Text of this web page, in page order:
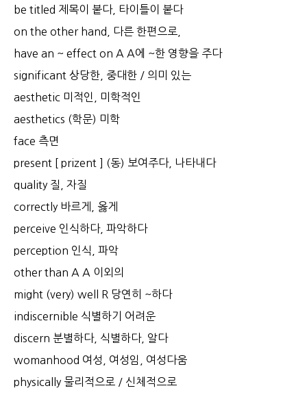
be titled 제목이 붙다, 타이틀이 붙다
on the other hand, 다른 한편으로,
have an ~ effect on A A에 ~한 영향을 주다
significant 상당한, 중대한 / 의미 있는
aesthetic 미적인, 미학적인
aesthetics (학문) 미학
face 측면
present [ prizent ] (동) 보여주다, 나타내다
quality 질, 자질
correctly 바르게, 옳게
perceive 인식하다, 파악하다
perception 인식, 파악
other than A A 이외의
might (very) well R 당연히 ~하다
indiscernible 식별하기 어려운
discern 분별하다, 식별하다, 알다
womanhood 여성, 여성임, 여성다움
physically 물리적으로 / 신체적으로